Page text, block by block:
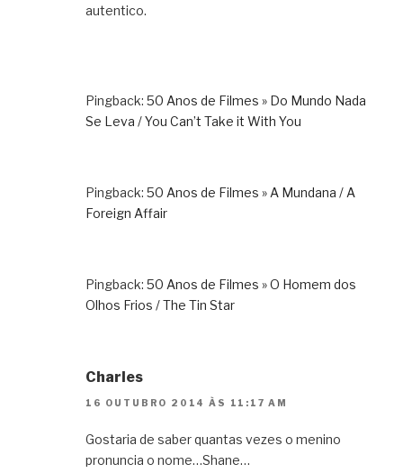
autentico.
Pingback: 50 Anos de Filmes » Do Mundo Nada
Se Leva / You Can’t Take it With You
Pingback: 50 Anos de Filmes » A Mundana / A
Foreign Affair
Pingback: 50 Anos de Filmes » O Homem dos
Olhos Frios / The Tin Star
Charles
16 OUTUBRO 2014 ÀS 11:17 AM
Gostaria de saber quantas vezes o menino
pronuncia o nome…Shane…